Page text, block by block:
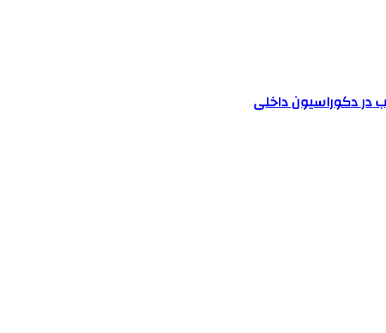
در دکوراسیون داخلی